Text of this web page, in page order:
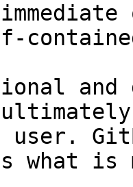
and
user.
what